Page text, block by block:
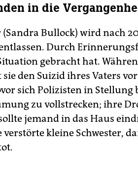
in die
(Sandra ­Bullock) wird nach
Durch
gebracht hat.
sie den Suizid ihres Vaters
sich Polizisten in
zu vollstrecken; ihre
jemand in das Haus
kleine Schwester,